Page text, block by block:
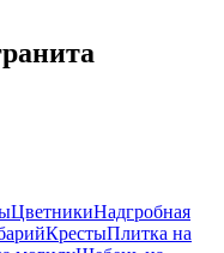
ЦветникиНадгробная
КрестыПлитка на